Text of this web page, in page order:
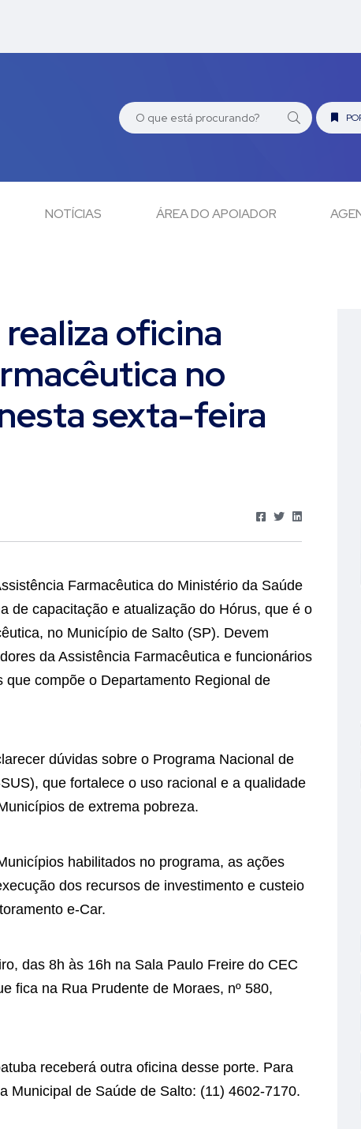
NOTÍCIAS ÁREA DO APOIADOR
oficina
no
sexta-feira
Farmacêutica do Ministério da Saúde
de capacitação e atualização do Hórus, que é o
no Município de Salto (SP). Devem
da Assistência Farmacêutica e funcionários
compõe o Departamento Regional de
dúvidas sobre o Programa Nacional de
que fortalece o uso racional e a qualidade
de extrema pobreza.
habilitados no programa, as ações
dos recursos de investimento e custeio
e-Car.
das 8h às 16h na Sala Paulo Freire do CEC
fica na Rua Prudente de Moraes, nº 580,
receberá outra oficina desse porte. Para
Municipal de Saúde de Salto: (11) 4602-7170.